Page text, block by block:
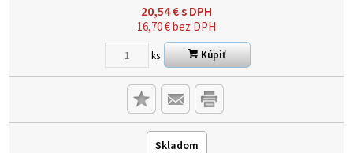
20,54€s DPH
16,70€bez DPH
ks Kúpiť
Skladom